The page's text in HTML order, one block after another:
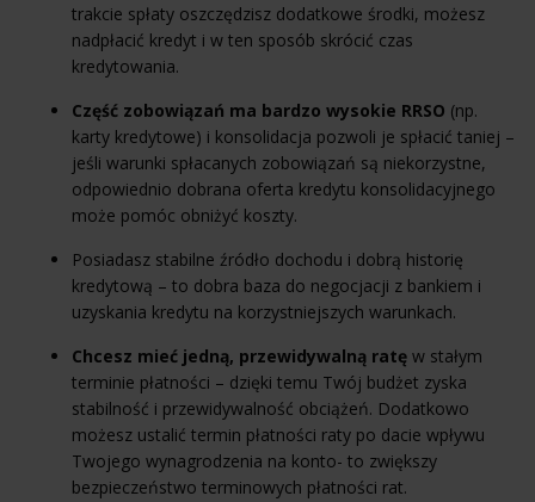
trakcie spłaty oszczędzisz dodatkowe środki, możesz
nadpłacić kredyt i w ten sposób skrócić czas
kredytowania.
Część zobowiązań ma bardzo wysokie RRSO (np.
karty kredytowe) i konsolidacja pozwoli je spłacić taniej –
jeśli warunki spłacanych zobowiązań są niekorzystne,
odpowiednio dobrana oferta kredytu konsolidacyjnego
może pomóc obniżyć koszty.
Posiadasz stabilne źródło dochodu i dobrą historię
kredytową – to dobra baza do negocjacji z bankiem i
uzyskania kredytu na korzystniejszych warunkach.
Chcesz mieć jedną, przewidywalną ratę w stałym
terminie płatności – dzięki temu Twój budżet zyska
stabilność i przewidywalność obciążeń. Dodatkowo
możesz ustalić termin płatności raty po dacie wpływu
Twojego wynagrodzenia na konto- to zwiększy
bezpieczeństwo terminowych płatności rat.